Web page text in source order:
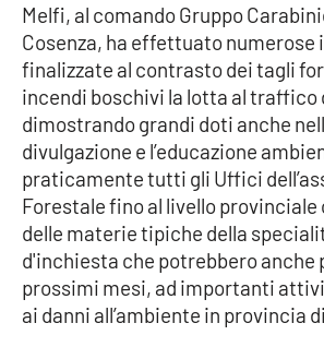
Economia e Lavoro
Politica
Sanità
Società
Sport
RUBRICHE
Melfi, al comando Gruppo
Cosenza, ha effettuato numerose
finalizzate al contrasto dei tagli
incendi boschivi la lotta al
dimostrando grandi doti anche
divulgazione e l’educazione
praticamente tutti gli Uffici
Forestale fino al livello provinciale
delle materie tipiche della
d'inchiesta che potrebbero anche
prossimi mesi, ad importanti
ai danni all’ambiente in provincia